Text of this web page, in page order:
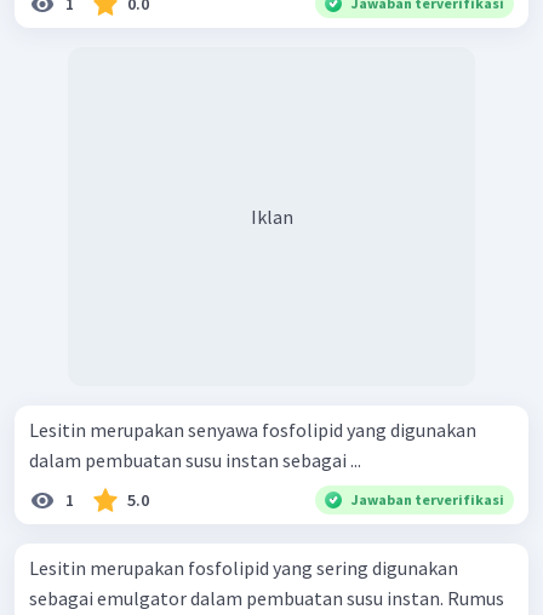
Iklan
Lesitin merupakan senyawa fosfolipid yang digunakan
dalam pembuatan susu instan sebagai ...
1 5.0 Jawaban terverifikasi
Lesitin merupakan fosfolipid yang sering digunakan
sebagai emulgator dalam pembuatan susu instan. Rumus